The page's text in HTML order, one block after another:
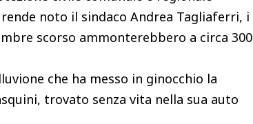
noto il sindaco Andrea Tagliaferri, i
scorso ammonterebbero a circa 300
che ha messo in ginocchio la
trovato senza vita nella sua auto